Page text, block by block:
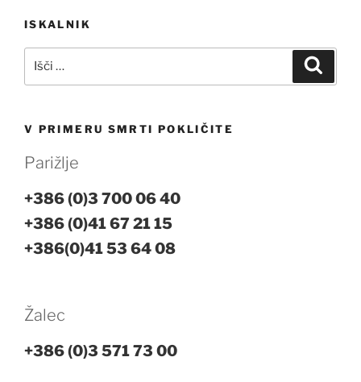
Navigacija
ISKALNIK
V PRIMERU SMRTI POKLIČITE
Parižlje
+386 (0)3 700 06 40
+386 (0)41 67 21 15
+386(0)41 53 64 08
Žalec
+386 (0)3 571 73 00